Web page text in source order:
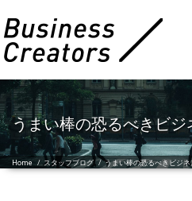
うまい棒の恐るべきビ
Home / スタッフブログ /うまい棒の恐るべきビジネ